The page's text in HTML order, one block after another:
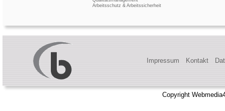
Arbeitsschutz & Arbeitssicherheit
Impressum Kontakt
Copyright